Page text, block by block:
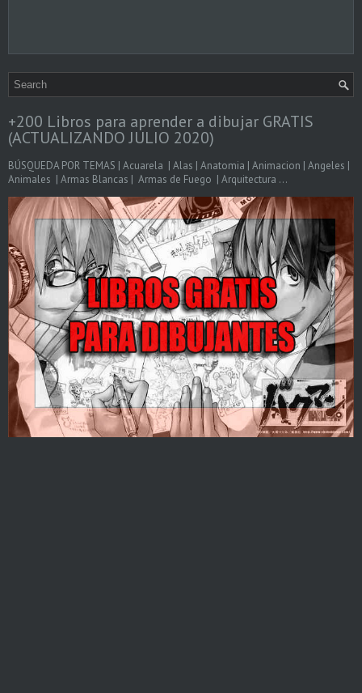
+200 Libros para aprender a dibujar GRATIS
(ACTUALIZANDO JULIO 2020)
BÚSQUEDA POR TEMAS | Acuarela | Alas | Anatomia | Animacion | Angeles |
Animales | Armas Blancas | Armas de Fuego | Arquitectura ...